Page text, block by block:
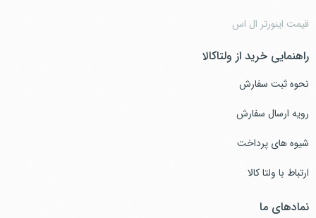
قیمت اینورتر ال اس
راهنمایی خرید از ولتاکالا
نحوه ثبت سفارش
رویه ارسال سفارش
شیوه های پرداخت
ارتباط با ولتا کالا
نمادهای ما